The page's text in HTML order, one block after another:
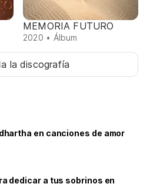
MEMORIA FUTURO
2020 • Álbum
la discografía
en canciones de amor
dedicar a tus sobrinos en